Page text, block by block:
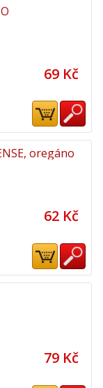
69 Kč
oregáno
62 Kč
79 Kč